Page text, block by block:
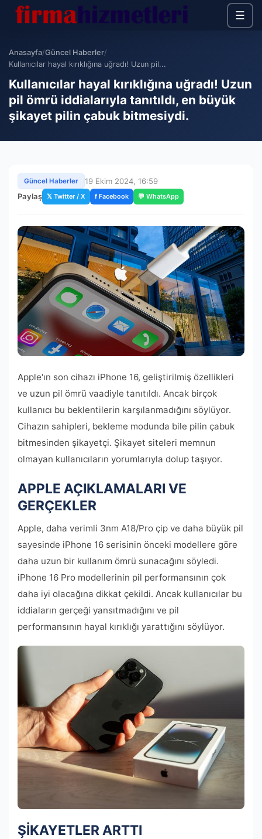
☰
Anasayfa/Güncel Haberler/
Kullanıcılar hayal kırıklığına uğradı! Uzun pil...
Kullanıcılar hayal kırıklığına uğradı! Uzun
pil ömrü iddialarıyla tanıtıldı, en büyük
şikayet pilin çabuk bitmesiydi.
Güncel Haberler
19 Ekim 2024, 16:59
Paylaş 𝕏 Twitter / X f Facebook 💬 WhatsApp
Apple'ın son cihazı iPhone 16, geliştirilmiş özellikleri
ve uzun pil ömrü vaadiyle tanıtıldı. Ancak birçok
kullanıcı bu beklentilerin karşılanmadığını söylüyor.
Cihazın sahipleri, bekleme modunda bile pilin çabuk
bitmesinden şikayetçi. Şikayet siteleri memnun
olmayan kullanıcıların yorumlarıyla dolup taşıyor.
APPLE AÇIKLAMALARI VE
GERÇEKLER
Apple, daha verimli 3nm A18/Pro çip ve daha büyük pil
sayesinde iPhone 16 serisinin önceki modellere göre
daha uzun bir kullanım ömrü sunacağını söyledi.
iPhone 16 Pro modellerinin pil performansının çok
daha iyi olacağına dikkat çekildi. Ancak kullanıcılar bu
iddiaların gerçeği yansıtmadığını ve pil
performansının hayal kırıklığı yarattığını söylüyor.
ŞİKAYETLER ARTTI